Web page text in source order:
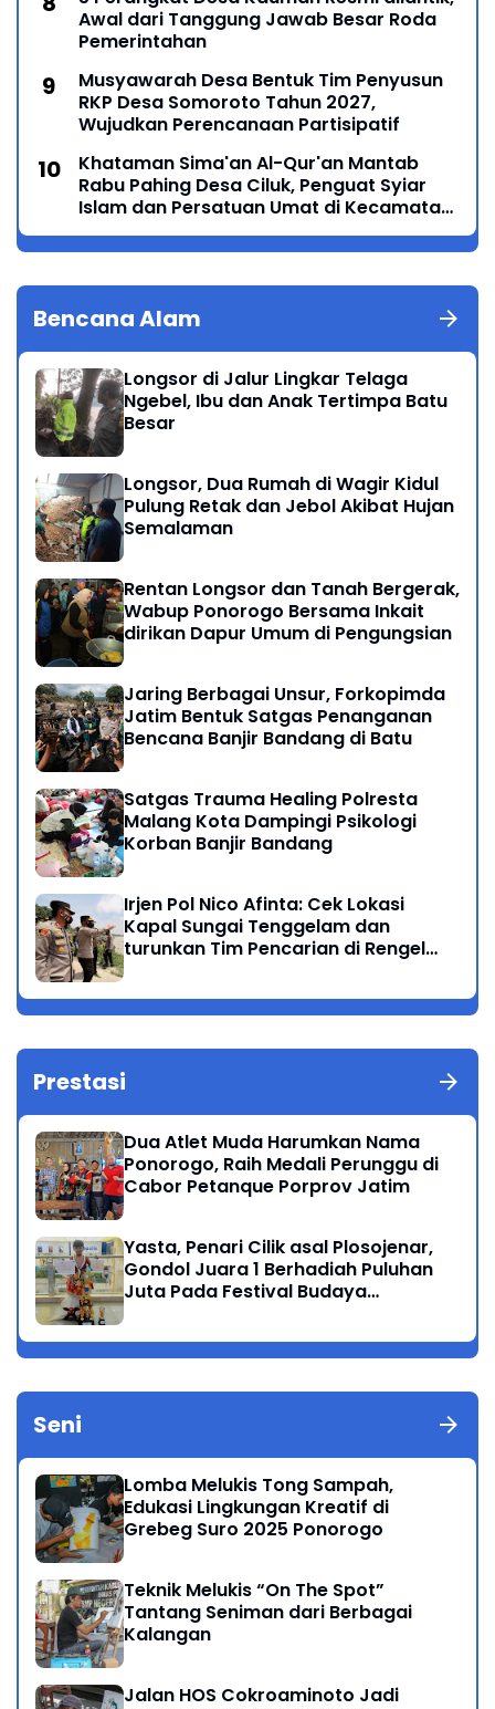
Awal dari Tanggung Jawab Besar Roda
Pemerintahan
Musyawarah Desa Bentuk Tim Penyusun
RKP Desa Somoroto Tahun 2027,
Wujudkan Perencanaan Partisipatif
Khataman Sima'an Al-Qur'an Mantab
Rabu Pahing Desa Ciluk, Penguat Syiar
Islam dan Persatuan Umat di Kecamatan
Kauman
Bencana Alam
Longsor di Jalur Lingkar Telaga
Ngebel, Ibu dan Anak Tertimpa Batu
Besar
Longsor, Dua Rumah di Wagir Kidul
Pulung Retak dan Jebol Akibat Hujan
Semalaman
Rentan Longsor dan Tanah Bergerak,
Wabup Ponorogo Bersama Inkait
dirikan Dapur Umum di Pengungsian
Jaring Berbagai Unsur, Forkopimda
Jatim Bentuk Satgas Penanganan
Bencana Banjir Bandang di Batu
Satgas Trauma Healing Polresta
Malang Kota Dampingi Psikologi
Korban Banjir Bandang
Irjen Pol Nico Afinta: Cek Lokasi
Kapal Sungai Tenggelam dan
turunkan Tim Pencarian di Rengel
Prestasi
Dua Atlet Muda Harumkan Nama
Ponorogo, Raih Medali Perunggu di
Cabor Petanque Porprov Jatim
Yasta, Penari Cilik asal Plosojenar,
Gondol Juara 1 Berhadiah Puluhan
Juta Pada Festival Budaya
Seni
Lomba Melukis Tong Sampah,
Edukasi Lingkungan Kreatif di
Grebeg Suro 2025 Ponorogo
Teknik Melukis “On The Spot”
Tantang Seniman dari Berbagai
Kalangan
Jalan HOS Cokroaminoto Jadi